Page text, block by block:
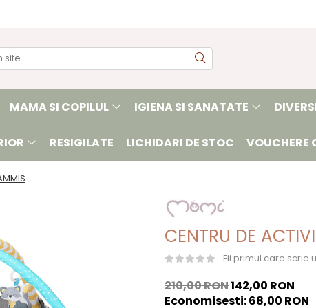
MAMA SI COPILUL IGIENA SI SANATATE
RESIGILATE LICHIDARI DE STOC VOUCHERE
CENTRU DE
Fii primul care scrie
210,00 RON142,00 RON
Economisesti:68,00 RON